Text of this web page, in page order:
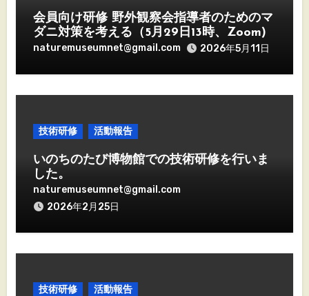
会員向け研修 野外観察会指導者のためのマ
ダニ対策を考える（5月29日13時、Zoom)
naturemuseumnet@gmail.com 2026年5月11日
技術研修 活動報告
いのちのたび博物館での技術研修を行いま
した。
naturemuseumnet@gmail.com
2026年2月25日
技術研修 活動報告